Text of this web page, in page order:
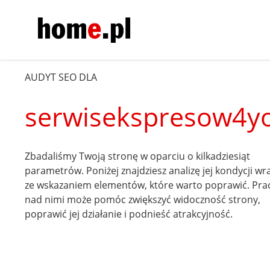
AUDYT SEO DLA
Zbadaliśmy Twoją stronę w oparciu o kilkadziesiąt
parametrów. Poniżej znajdziesz analizę jej kondycji
ze wskazaniem elementów, które warto poprawić.
nad nimi może pomóc zwiększyć widoczność strony,
poprawić jej działanie i podnieść atrakcyjność.